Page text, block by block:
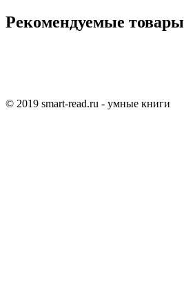
Рекомендуемые товары
© 2019 smart-read.ru - умные книги